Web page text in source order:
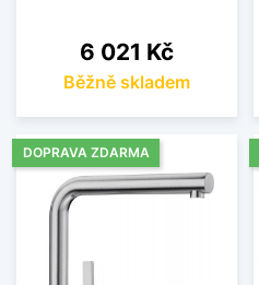
Cena
6 021 Kč
Běžně skladem
DOPRAVA ZDARMA